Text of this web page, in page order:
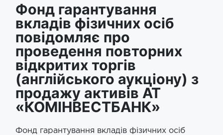
Фонд гарантування
вкладів фізичних осіб
повідомляє про
проведення повторних
відкритих торгів
(англійського аукціону) з
продажу активів АТ
«КОМІНВЕСТБАНК»
Фонд гарантування вкладів фізичних осіб